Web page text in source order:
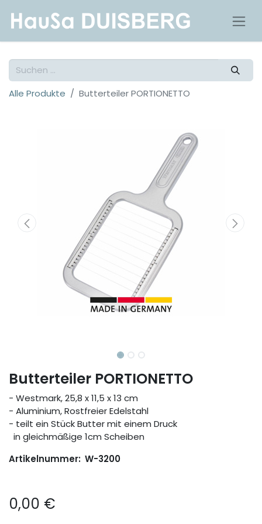
Alle Produkte Butterteiler PORTIONETTO
Butterteiler PORTIONETTO
- Westmark, 25,8 x 11,5 x 13 cm
- Aluminium, Rostfreier Edelstahl
- teilt ein Stück Butter mit einem Druck
in gleichmäßige 1cm Scheiben
Artikelnummer: W-3200
0,00 €